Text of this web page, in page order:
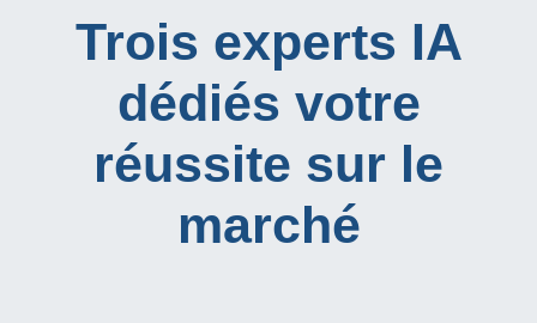
Trois experts IA
dédiés votre
réussite sur le
marché